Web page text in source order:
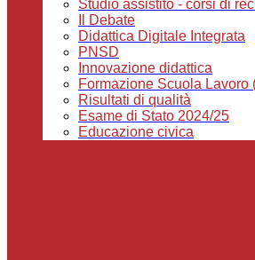
Studio assistito - corsi di
Il Debate
Didattica Digitale Integrata
PNSD
Innovazione didattica
Formazione Scuola Lavoro
Risultati di qualità
Esame di Stato 2024/25
Educazione civica